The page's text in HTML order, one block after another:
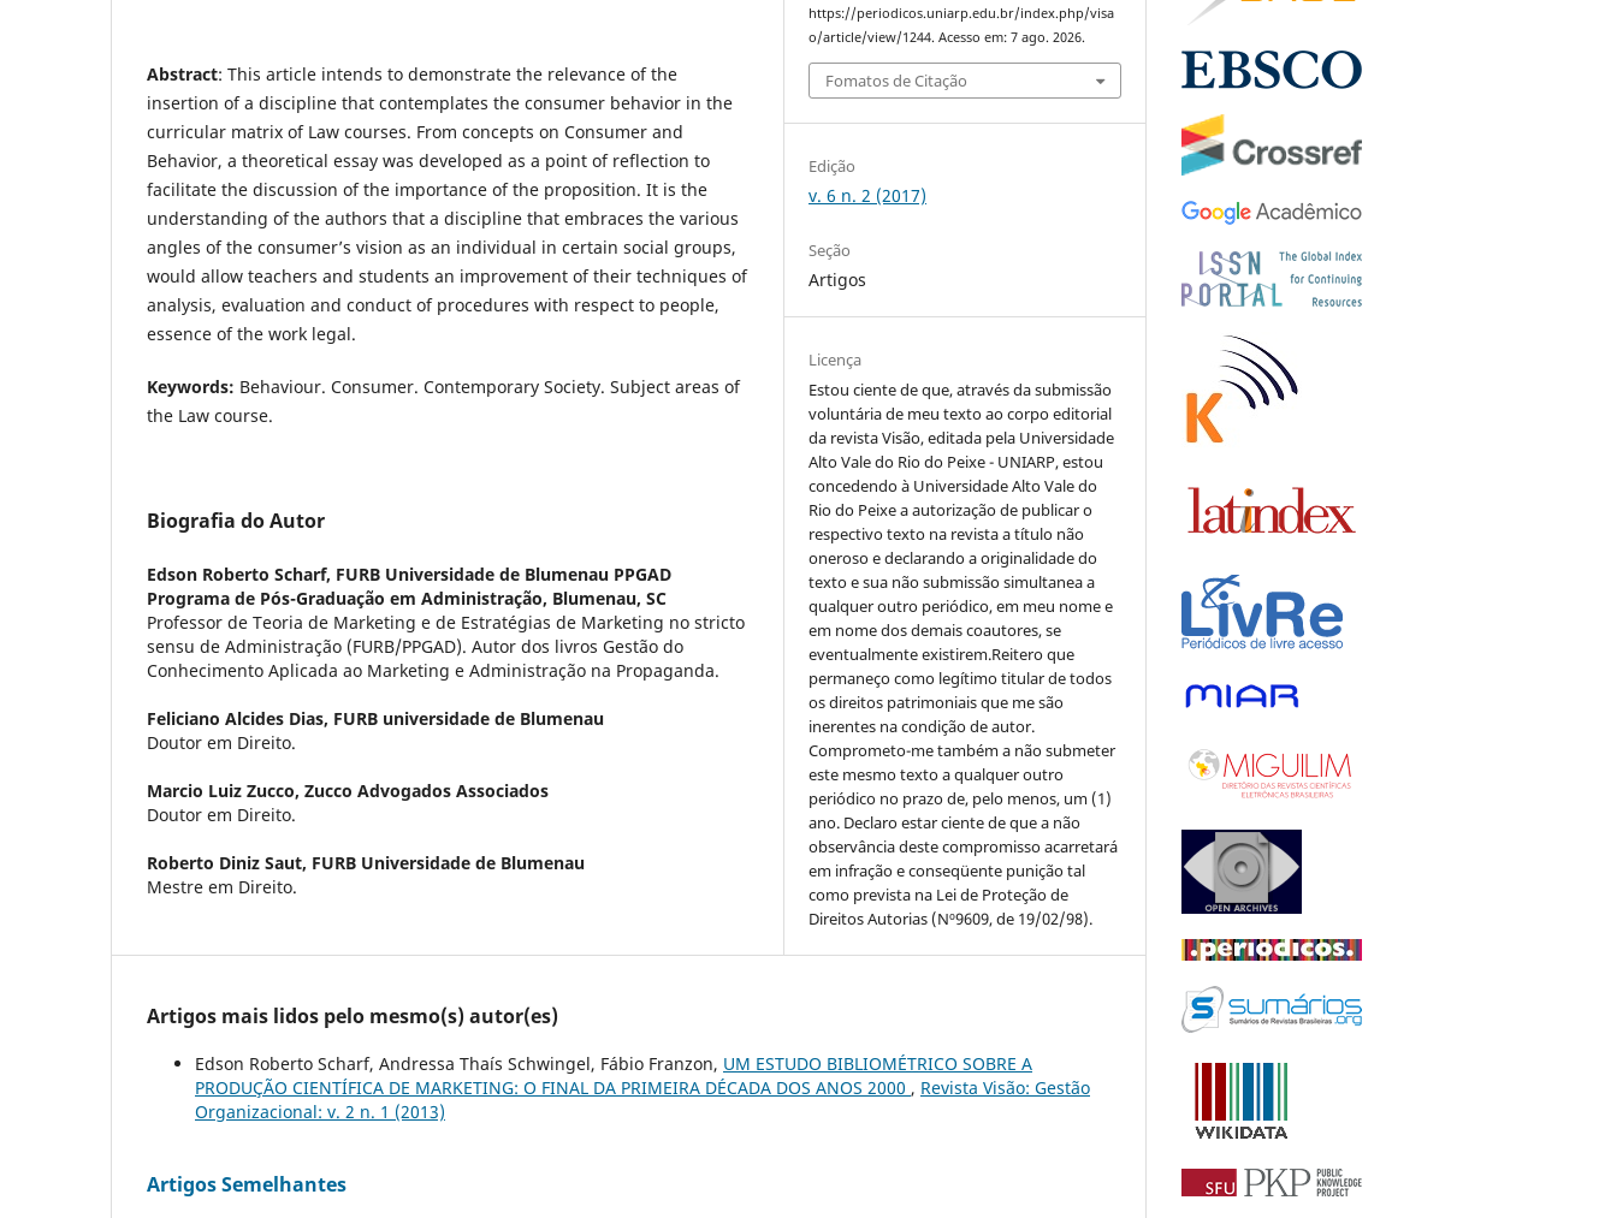
Abstract: This article intends to demonstrate the relevance of the
insertion of a discipline that contemplates the consumer behavior in the
curricular matrix of Law courses. From concepts on Consumer and
Behavior, a theoretical essay was developed as a point of reflection to
facilitate the discussion of the importance of the proposition. It is the
understanding of the authors that a discipline that embraces the various
angles of the consumer’s vision as an individual in certain social groups,
would allow teachers and students an improvement of their techniques of
analysis, evaluation and conduct of procedures with respect to people,
essence of the work legal.
Keywords: Behaviour. Consumer. Contemporary Society. Subject areas of
the Law course.
Biografia do Autor
Edson Roberto Scharf, FURB Universidade de Blumenau PPGAD
Programa de Pós-Graduação em Administração, Blumenau, SC
Professor de Teoria de Marketing e de Estratégias de Marketing no stricto
sensu de Administração (FURB/PPGAD). Autor dos livros Gestão do
Conhecimento Aplicada ao Marketing e Administração na Propaganda.
Feliciano Alcides Dias, FURB universidade de Blumenau
Doutor em Direito.
Marcio Luiz Zucco, Zucco Advogados Associados
Doutor em Direito.
Roberto Diniz Saut, FURB Universidade de Blumenau
Mestre em Direito.
https://periodicos.uniarp.edu.br/index.php/visa
o/article/view/1244. Acesso em: 7 ago. 2026.
Fomatos de Citação
Edição
v. 6 n. 2 (2017)
Seção
Artigos
Licença
Estou ciente de que, através da submissão
voluntária de meu texto ao corpo editorial
da revista Visão, editada pela Universidade
Alto Vale do Rio do Peixe - UNIARP, estou
concedendo à Universidade Alto Vale do
Rio do Peixe a autorização de publicar o
respectivo texto na revista a título não
oneroso e declarando a originalidade do
texto e sua não submissão simultanea a
qualquer outro periódico, em meu nome e
em nome dos demais coautores, se
eventualmente existirem.Reitero que
permaneço como legítimo titular de todos
os direitos patrimoniais que me são
inerentes na condição de autor.
Comprometo-me também a não submeter
este mesmo texto a qualquer outro
periódico no prazo de, pelo menos, um (1)
ano. Declaro estar ciente de que a não
observância deste compromisso acarretará
em infração e conseqüente punição tal
como prevista na Lei de Proteção de
Direitos Autorias (Nº9609, de 19/02/98).
Artigos mais lidos pelo mesmo(s) autor(es)
Edson Roberto Scharf, Andressa Thaís Schwingel, Fábio Franzon, UM ESTUDO BIBLIOMÉTRICO SOBRE A
PRODUÇÃO CIENTÍFICA DE MARKETING: O FINAL DA PRIMEIRA DÉCADA DOS ANOS 2000 , Revista Visão: Gestão
Organizacional: v. 2 n. 1 (2013)
Artigos Semelhantes